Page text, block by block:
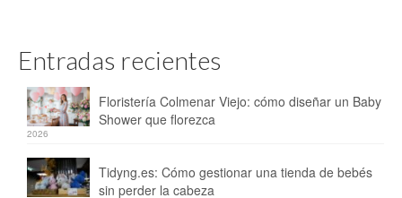
Entradas recientes
Floristería Colmenar Viejo: cómo diseñar un Baby
Shower que florezca
2026
Tidyng.es: Cómo gestionar una tienda de bebés
sin perder la cabeza